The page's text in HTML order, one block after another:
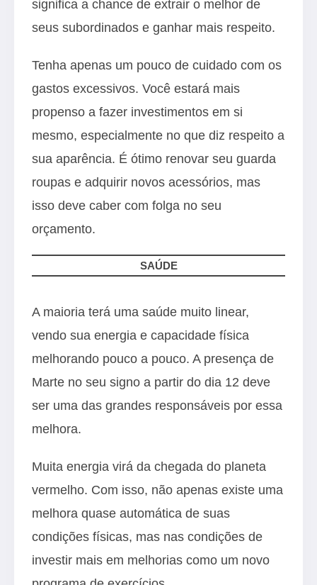
significa a chance de extrair o melhor de
seus subordinados e ganhar mais respeito.
Tenha apenas um pouco de cuidado com os
gastos excessivos. Você estará mais
propenso a fazer investimentos em si
mesmo, especialmente no que diz respeito a
sua aparência. É ótimo renovar seu guarda
roupas e adquirir novos acessórios, mas
isso deve caber com folga no seu
orçamento.
SAÚDE
A maioria terá uma saúde muito linear,
vendo sua energia e capacidade física
melhorando pouco a pouco. A presença de
Marte no seu signo a partir do dia 12 deve
ser uma das grandes responsáveis por essa
melhora.
Muita energia virá da chegada do planeta
vermelho. Com isso, não apenas existe uma
melhora quase automática de suas
condições físicas, mas nas condições de
investir mais em melhorias como um novo